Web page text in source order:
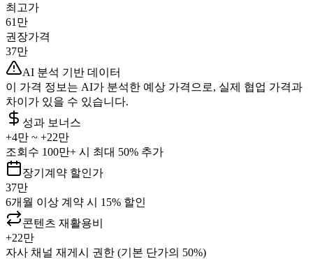
최고가
61만
권장가격
37만
AI 분석 기반 데이터
이 가격 정보는 AI가 분석한 예상 가격으로, 실제 협업 가격과
차이가 있을 수 있습니다.
성과 보너스
+4만 ~ +22만
조회수 100만+ 시 최대 50% 추가
장기계약 할인가
37만
6개월 이상 계약 시 15% 할인
콘텐츠 재활용비
+22만
자사 채널 재게시 권한 (기본 단가의 50%)